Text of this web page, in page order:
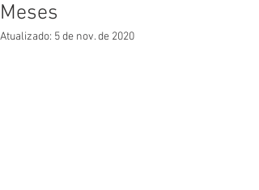
Meses
Atualizado: 5 de nov. de 2020